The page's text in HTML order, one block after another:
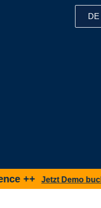
DE
++Jetzt Demo buchen